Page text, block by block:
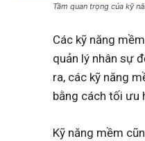
Tầm quan trọng của kỹ
Các kỹ năng
quản lý nhân sự
ra, các kỹ năng
bằng cách tối ưu
Kỹ năng mềm